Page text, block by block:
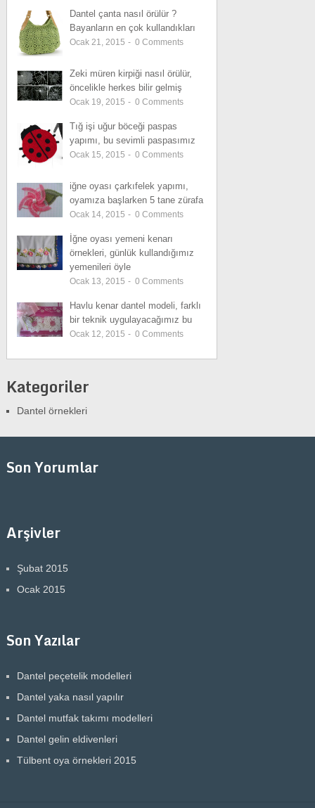
Dantel çanta nasıl örülür ?
Bayanların en çok kullandıkları
Ocak 21, 2015 - 0 Comments
Zeki müren kirpiği nasıl örülür,
öncelikle herkes bilir gelmiş
Ocak 19, 2015 - 0 Comments
Tığ işi uğur böceği paspas
yapımı, bu sevimli paspasımız
Ocak 15, 2015 - 0 Comments
iğne oyası çarkıfelek yapımı,
oyamıza başlarken 5 tane zürafa
Ocak 14, 2015 - 0 Comments
İğne oyası yemeni kenarı
örnekleri, günlük kullandığımız
yemenileri öyle
Ocak 13, 2015 - 0 Comments
Havlu kenar dantel modeli, farklı
bir teknik uygulayacağımız bu
Ocak 12, 2015 - 0 Comments
Kategoriler
Dantel örnekleri
Son Yorumlar
Arşivler
Şubat 2015
Ocak 2015
Son Yazılar
Dantel peçetelik modelleri
Dantel yaka nasıl yapılır
Dantel mutfak takımı modelleri
Dantel gelin eldivenleri
Tülbent oya örnekleri 2015